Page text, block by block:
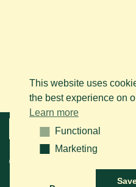
Menu
© 2026 BAPS vzw. Tous droits
(0)14 61 76 09
This website uses
the best experience on
Learn more
Functional
Functional
MarketingMarketing